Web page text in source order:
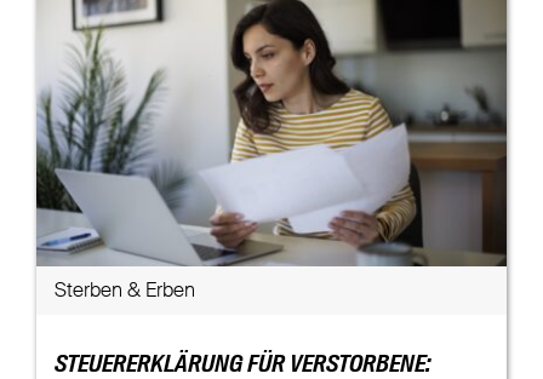
Sterben & Erben
STEUERERKLÄRUNG FÜR VERSTORBENE: